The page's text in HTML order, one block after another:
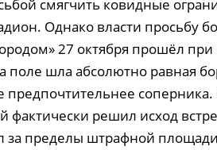
смягчить ковидные
Однако власти просьбу
27 октября прошёл при
поле шла абсолютно равная
предпочтительнее
фактически решил исход
за пределы штрафной